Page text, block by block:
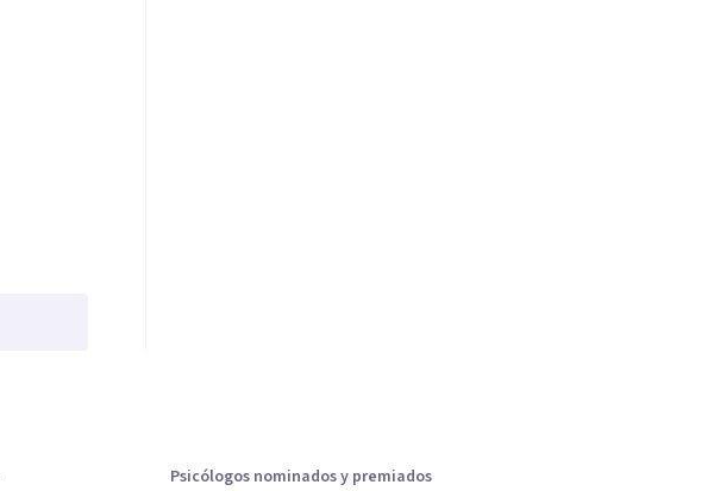
Psicólogos nominados y premiados